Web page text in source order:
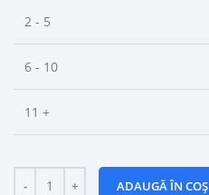
2 - 5
6 - 10
11 +
ADAUGĂ ÎN COȘ